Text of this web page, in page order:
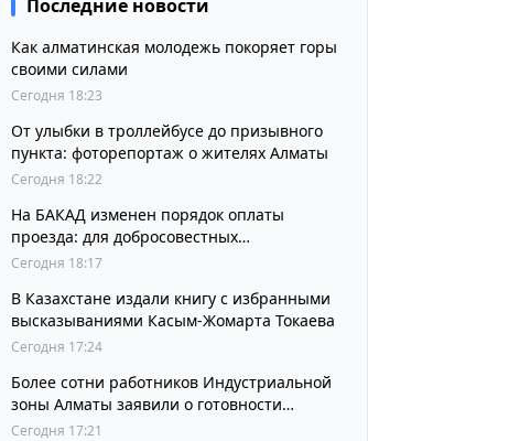
Последние новости
Как алматинская молодежь покоряет горы
своими силами
Сегодня 18:23
От улыбки в троллейбусе до призывного
пункта: фоторепортаж о жителях Алматы
Сегодня 18:22
На БАКАД изменен порядок оплаты
проезда: для добросовестных
пользователей стоимость остается
Сегодня 18:17
В Казахстане издали книгу с избранными
высказываниями Касым-Жомарта Токаева
Сегодня 17:24
Более сотни работников Индустриальной
зоны Алматы заявили о готовности
принять участие в выборах членов
Сегодня 17:21